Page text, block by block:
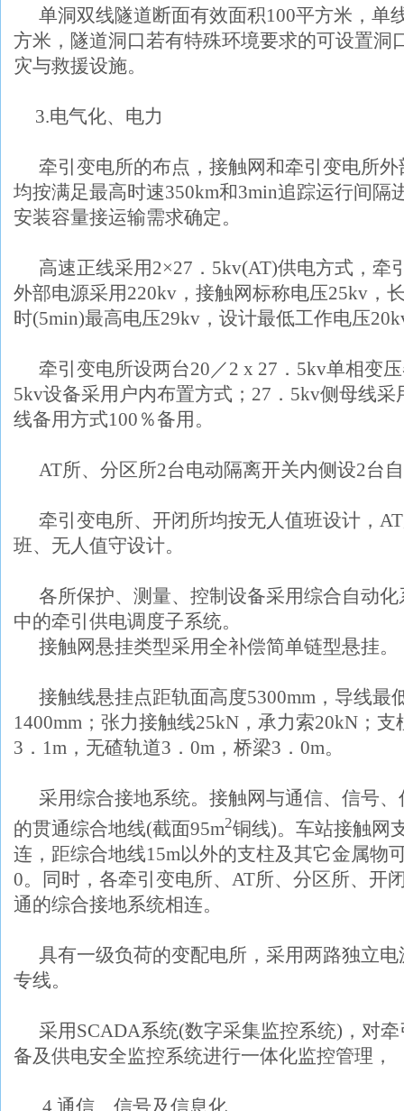
单洞双线隧道断面有效面积100平方米，单
方米，隧道洞口若有特殊环境要求的可设置洞
灾与救援设施。
3.电气化、电力
牵引变电所的布点，接触网和牵引变电所
均按满足最高时速350km和3min追踪运行间隔
安装容量接运输需求确定。
高速正线采用2×27 ． 5kv(AT)供电方式，牵
外部电源采用220kv ，接触网标称电压25kv ，
时(5min)最高电压29kv ，设计最低工作电压
牵引变电所设两台20 ／2 x 27 ． 5kv单相变
5kv设备采用户内布置方式； 27 ． 5kv侧母线采
线备用方式100 ％备用。
AT所、分区所2台电动隔离开关内侧设2台
牵引变电所、开闭所均按无人值班设计， AT
班、无人值守设计。
各所保护、测量、控制设备采用综合自动
中的牵引供电调度子系统。
接触网悬挂类型采用全补偿简单链型悬挂。
接触线悬挂点距轨面高度5300mm ，导线最
1400mm ；张力接触线25kN ，承力索20kN ；
3 ． 1m ，无碴轨道3 ． 0m ，桥梁3 ． 0m。
采用综合接地系统。接触网与通信、信号
的贯通综合地线(截面95m2铜线)。车站接触网
连，距综合地线15m以外的支柱及其它金属物
0。同时，各牵引变电所、 AT所、分区所、开
通的综合接地系统相连。
具有一级负荷的变配电所，采用两路独立
专线。
采用SCADA系统(数字采集监控系统) ，对
备及供电安全监控系统进行一体化监控管理，
4.通信、信号及信息化